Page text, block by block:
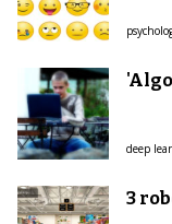
deep
3